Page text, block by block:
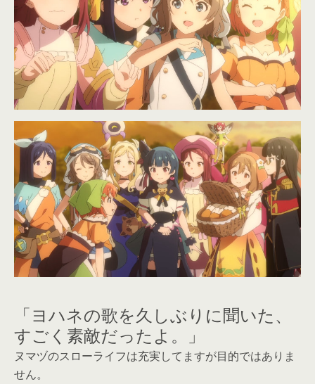
「ヨハネの歌を久しぶりに聞いた、
すごく素敵だったよ。」
ヌマヅのスローライフは充実してますが目的ではありま
せん。